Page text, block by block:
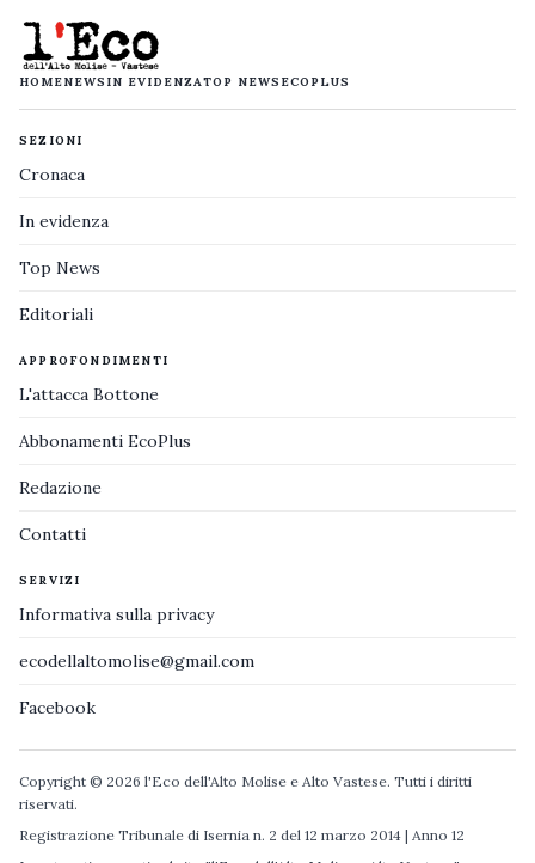
HOMENEWS IN EVIDENZATOP NEWS ECOPLUS
SEZIONI
Cronaca
In evidenza
Top News
Editoriali
APPROFONDIMENTI
L'attacca Bottone
Abbonamenti EcoPlus
Redazione
Contatti
SERVIZI
Informativa sulla privacy
ecodellaltomolise@gmail.com
Facebook
Copyright © 2026 l'Eco dell'Alto Molise e Alto Vastese. Tutti i diritti
riservati.
Registrazione Tribunale di Isernia n. 2 del 12 marzo 2014 | Anno 12